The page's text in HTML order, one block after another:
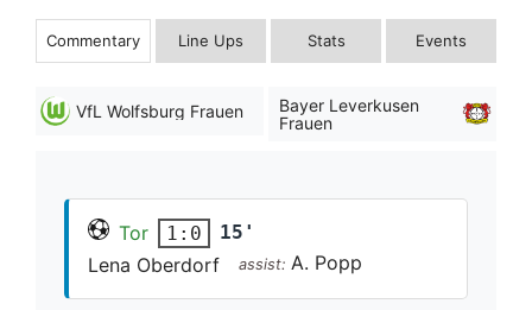
Commentary Line Ups Stats Events
VfL Wolfsburg Frauen
Bayer Leverkusen
Frauen
Tor 1:0 15'
Lena Oberdorf assist: A. Popp